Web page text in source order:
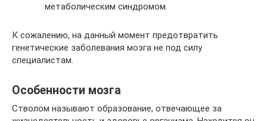
метаболическим синдромом.
К сожалению, на данный момент предотвратить
генетические заболевания мозга не под силу
специалистам.
Особенности мозга
Стволом называют образование, отвечающее за